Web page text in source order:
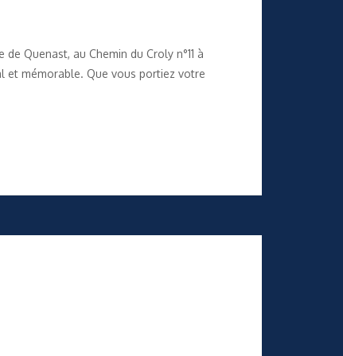
Quenast, au Chemin du Croly n°11 à
et mémorable. Que vous portiez votre